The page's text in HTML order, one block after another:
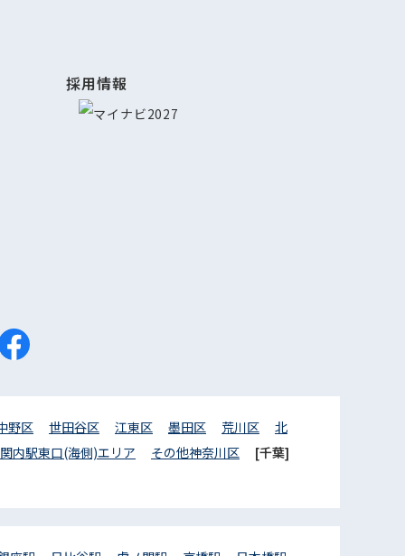
採用情報
野区 世田谷区 江東区 墨田区 荒川区
北
関内駅東口(海側)エリア その他神奈川区
[千葉]